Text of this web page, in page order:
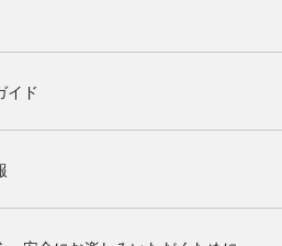
イド